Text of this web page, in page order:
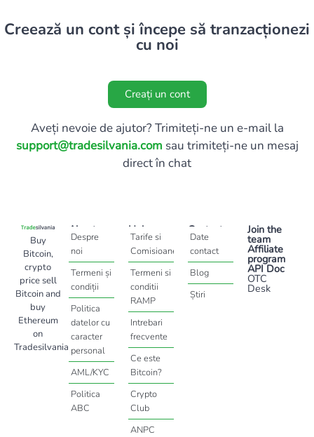
Creează un cont și începe să tranzacționezi
cu noi
Creați un cont
Aveți nevoie de ajutor? Trimiteți-ne un e-mail la
support@tradesilvania.com sau trimiteți-ne un mesaj
direct în chat
Buy
Bitcoin,
crypto
price sell
Bitcoin and
buy
Ethereum
on
Tradesilvania
About
Despre
noi
Termeni și
condiții
Politica
datelor cu
caracter
personal
AML/KYC
Politica
ABC
Help
Tarife si
Comisioane
Termeni si
conditii
RAMP
Intrebari
frecvente
Ce este
Bitcoin?
Crypto
Club
ANPC
Contact
Date
contact
Blog
Știri
Join the
team
Affiliate
program
API Doc
OTC
Desk